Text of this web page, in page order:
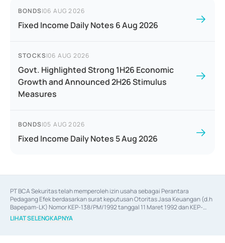
BONDS|06 AUG 2026
Fixed Income Daily Notes 6 Aug 2026
STOCKS|06 AUG 2026
Govt. Highlighted Strong 1H26 Economic
Growth and Announced 2H26 Stimulus
Measures
BONDS|05 AUG 2026
Fixed Income Daily Notes 5 Aug 2026
PT BCA Sekuritas telah memperoleh izin usaha sebagai Perantara
Pedagang Efek berdasarkan surat keputusan Otoritas Jasa Keuangan (d.h
Bapepam-LK) Nomor KEP-138/PM/1992 tanggal 11 Maret 1992 dan KEP-
06/D.04/2014 tanggal 28 Februari 2014, izin usaha sebagai Penjamin Emisi
Efek berdasarkan surat keputusan Otoritas Jasa Keuangan Nomor KEP-
LIHAT SELENGKAPNYA